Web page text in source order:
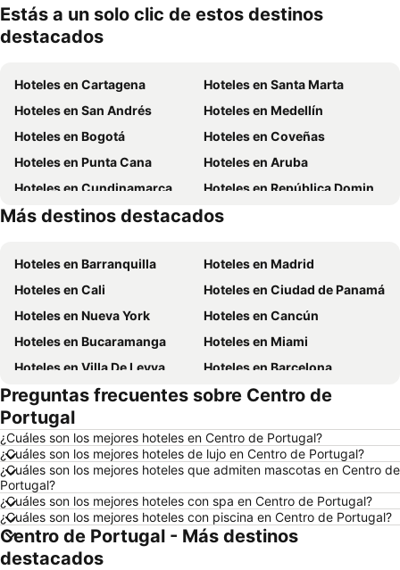
mascotas
Estás a un solo clic de estos destinos
destacados
Hoteles en Cartagena
Hoteles en Santa Marta
Hoteles en San Andrés
Hoteles en Medellín
Hoteles en Bogotá
Hoteles en Coveñas
Hoteles en Punta Cana
Hoteles en Aruba
Hoteles en Cundinamarca
Hoteles en República Dominicana
Hoteles en Panamá
Hoteles en Santiago de Chile
Más destinos destacados
Hoteles en Barranquilla
Hoteles en Madrid
Hoteles en Cali
Hoteles en Ciudad de Panamá
Hoteles en Nueva York
Hoteles en Cancún
Hoteles en Bucaramanga
Hoteles en Miami
Hoteles en Villa De Leyva
Hoteles en Barcelona
Hoteles en Melgar
Hoteles en París
Hoteles en Roma
Hoteles en Pereira
Hoteles en Orlando
Hoteles en Villavicencio
Hoteles en Río de Janeiro
Hoteles en Girardot
Hoteles en Curazao
Hoteles en San Andrés, Providencia and Santa Catalina
Hoteles en Madrid
Hoteles en Los Cabos
Hoteles en Colombia
Preguntas frecuentes sobre Centro de
Portugal
¿Cuáles son los mejores hoteles en Centro de Portugal?
¿Cuáles son los mejores hoteles de lujo en Centro de Portugal?
¿Cuáles son los mejores hoteles que admiten mascotas en Centro de
Portugal?
¿Cuáles son los mejores hoteles con spa en Centro de Portugal?
¿Cuáles son los mejores hoteles con piscina en Centro de Portugal?
Centro de Portugal - Más destinos
destacados